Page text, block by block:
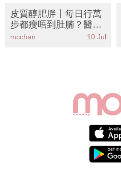
皮質醇肥胖丨每日行萬
步都瘦唔到肚腩？醫生
教你8大降皮質醇食物K
mcchan 10 Jul